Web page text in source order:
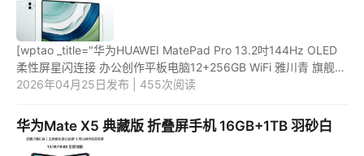
[wptao _title="华为HUAWEI MatePad Pro 13.2吋144Hz OLED
柔性屏星闪连接 办公创作平板电脑12+256GB WiFi 雅川青 旗舰"
price="5199" url="https://item.jd.com/100067834674.html"
2026年04月25日发布 | 455次阅读
华为Mate X5 典藏版 折叠屏手机 16GB+1TB 羽砂白